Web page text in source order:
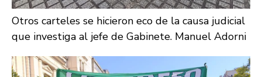
Otros carteles se hicieron eco de la causa judicial
que investiga al jefe de Gabinete. Manuel Adorni